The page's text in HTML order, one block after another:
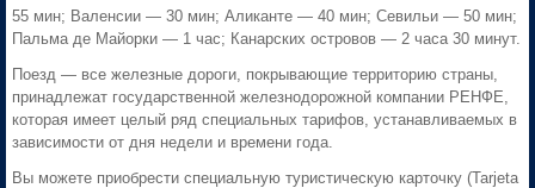
55 мин; Валенсии — 30 мин; Аликанте — 40 мин; Севильи — 50 мин;
Пальма де Майорки — 1 час; Канарских островов — 2 часа 30 минут.
Поезд — все железные дороги, покрывающие территорию страны,
принадлежат государственной железнодорожной компании РЕНФЕ,
которая имеет целый ряд специальных тарифов, устанавливаемых в
зависимости от дня недели и времени года.
Вы можете приобрести специальную туристическую карточку (Tarjeta